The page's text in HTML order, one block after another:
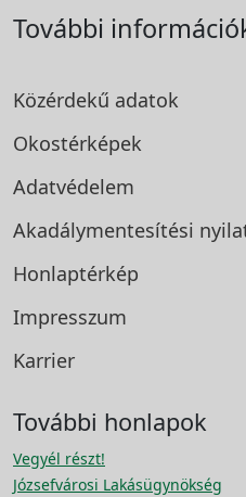
További
Közérdekű adatok
Okostérképek
Adatvédelem
Akadálymentesítési
Honlaptérkép
Impresszum
Karrier
További honlapok
Vegyél részt!
Józsefvárosi Lakásügynökség